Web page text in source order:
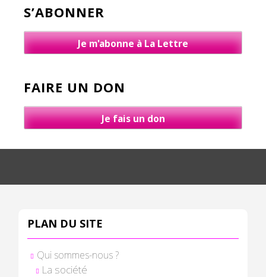
S’ABONNER
Je m'abonne à La Lettre
FAIRE UN DON
Je fais un don
PLAN DU SITE
Qui sommes-nous ?
La société